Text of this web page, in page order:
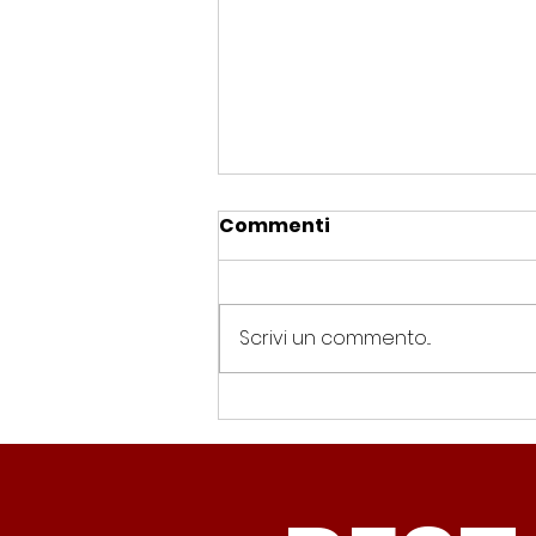
Spin Time, Colucci: “Non
solo occupazione: 400
Commenti
Scrivi un commento...